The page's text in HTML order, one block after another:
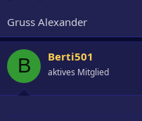
Gruss Alexander
B Berti501
aktives Mitglied